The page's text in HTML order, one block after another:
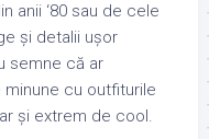
anii ‘80 sau de cele
și detalii ușor
semne că ar
cu outfiturile
și extrem de cool.